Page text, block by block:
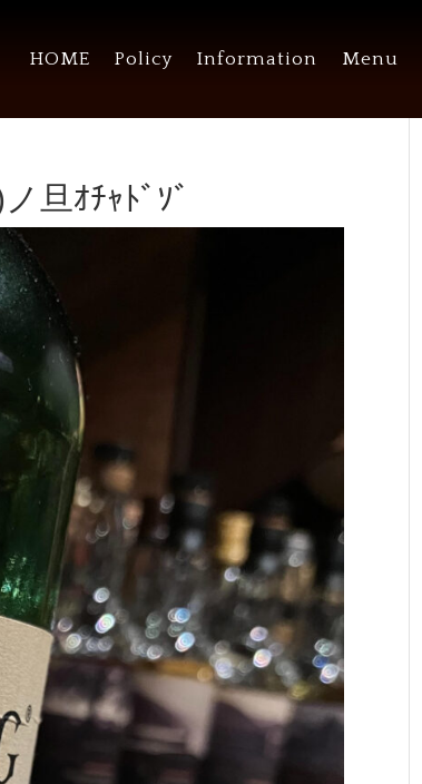
HOME Policy Information Menu
旦ｵﾁｬﾄﾞｿﾞ